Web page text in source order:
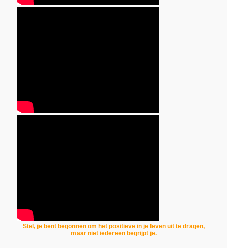
Stel, je bent begonnen om het positieve in je leven uit te dragen,
maar niet iedereen begrijpt je.